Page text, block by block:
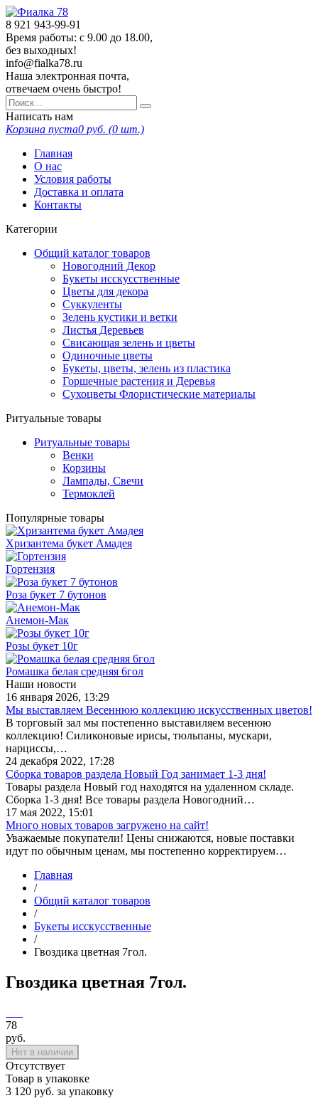
8 921 943-99-91
Время работы: с 9.00 до 18.00,
без выходных!
info@fialka78.ru
Наша электронная почта,
отвечаем очень быстро!
Написать нам
Корзина пуста0 руб. (0 шт.)
Главная
О нас
Условия работы
Доставка и оплата
Контакты
Категории
Общий каталог товаров
Новогодний Декор
Букеты исскусственные
Цветы для декора
Суккуленты
Зелень кустики и ветки
Листья Деревьев
Свисающая зелень и цветы
Одиночные цветы
Букеты, цветы, зелень из пластика
Горшечные растения и Деревья
Сухоцветы Флористические материалы
Ритуальные товары
Ритуальные товары
Венки
Корзины
Лампады, Свечи
Термоклей
Популярные товары
Хризантема букет Амадея
Гортензия
Роза букет 7 бутонов
Анемон-Мак
Розы букет 10г
Ромашка белая средняя 6гол
Наши новости
16 января 2026, 13:29
Мы выставляем Весеннюю коллекцию искусственных цветов!
В торговый зал мы постепенно выставиляем весенюю
коллекцию! Силиконовые ирисы, тюльпаны, мускари,
нарциссы,…
24 декабря 2022, 17:28
Сборка товаров раздела Новый Год занимает 1-3 дня!
Товары раздела Новый год находятся на удаленном складе.
Сборка 1-3 дня! Все товары раздела Новогодний…
17 мая 2022, 15:01
Много новых товаров загружено на сайт!
Уважаемые покупатели! Цены снижаются, новые поставки
идут по обычным ценам, мы постепенно корректируем…
Главная
/
Общий каталог товаров
/
Букеты исскусственные
/
Гвоздика цветная 7гол.
Гвоздика цветная 7гол.
78
руб.
Нет в наличии
Отсутствует
Товар в упаковке
3 120 руб. за упаковку